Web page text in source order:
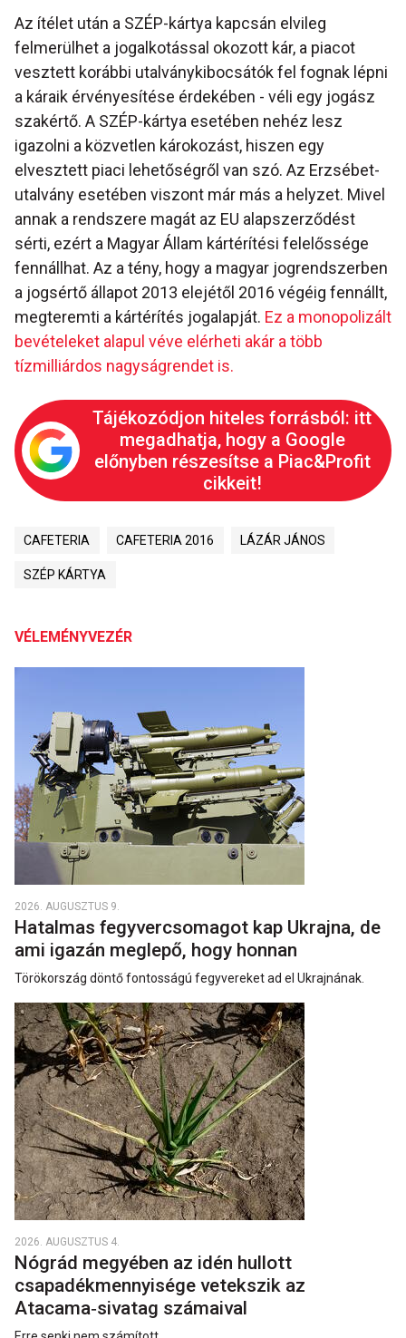
Az ítélet után a SZÉP-kártya kapcsán elvileg
felmerülhet a jogalkotással okozott kár, a piacot
vesztett korábbi utalványkibocsátók fel fognak lépni
a káraik érvényesítése érdekében - véli egy jogász
szakértő. A SZÉP-kártya esetében nehéz lesz
igazolni a közvetlen károkozást, hiszen egy
elvesztett piaci lehetőségről van szó. Az Erzsébet-
utalvány esetében viszont már más a helyzet. Mivel
annak a rendszere magát az EU alapszerződést
sérti, ezért a Magyar Állam kártérítési felelőssége
fennállhat. Az a tény, hogy a magyar jogrendszerben
a jogsértő állapot 2013 elejétől 2016 végéig fennállt,
megteremti a kártérítés jogalapját. Ez a monopolizált
bevételeket alapul véve elérheti akár a több
tízmilliárdos nagyságrendet is.
Tájékozódjon hiteles forrásból: itt
megadhatja, hogy a Google
előnyben részesítse a Piac&Profit
cikkeit!
CAFETERIA CAFETERIA 2016 LÁZÁR JÁNOS
SZÉP KÁRTYA
VÉLEMÉNYVEZÉR
2026. AUGUSZTUS 9.
Hatalmas fegyvercsomagot kap Ukrajna, de
ami igazán meglepő, hogy honnan
Törökország döntő fontosságú fegyvereket ad el Ukrajnának.
2026. AUGUSZTUS 4.
Nógrád megyében az idén hullott
csapadékmennyisége vetekszik az
Atacama‑sivatag számaival